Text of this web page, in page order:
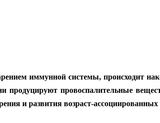
иммунной системы, происходит
провоспалительные
и развития возраст-